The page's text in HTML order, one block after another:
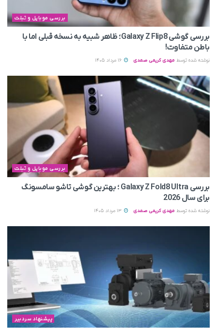
بررسی موبایل و تبلت
بررسی گوشی Galaxy Z Flip8؛ ظاهر شبیه به نسخه قبلی اما با
باطن متفاوت!
نوشته شده توسط مهدی کریمی صمدی
بررسی موبایل و تبلت
بررسی Galaxy Z Fold8 Ultra ؛ بهترین گوشی تاشو سامسونگ
برای سال 2026
نوشته شده توسط مهدی کریمی صمدی
پیشنهاد سردبیر